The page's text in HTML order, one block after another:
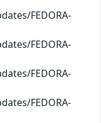
FEDORA-
FEDORA-
FEDORA-
FEDORA-